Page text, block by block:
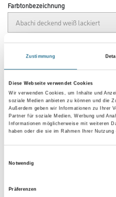
Zustimmung
Diese Webseite verwendet Cookies
Wir verwenden Cookies, um Inhalte und
soziale Medien anbieten zu können und die
Außerdem geben wir Informationen zu Ihrer
Partner für soziale Medien, Werbung und
Informationen möglicherweise mit weiteren
haben oder die sie im Rahmen Ihrer
Notwendig
Präferenzen
Farbtonbezeichnung
Länge in centimeter
Breite in centimeter
Gebinde
Umrechnungsfaktoren